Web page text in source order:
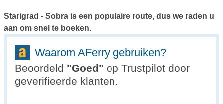
Starigrad - Sobra is een populaire route, dus we raden u
aan om snel te boeken.
Waarom AFerry gebruiken?
Beoordeld "Goed" op Trustpilot door
geverifieerde klanten.